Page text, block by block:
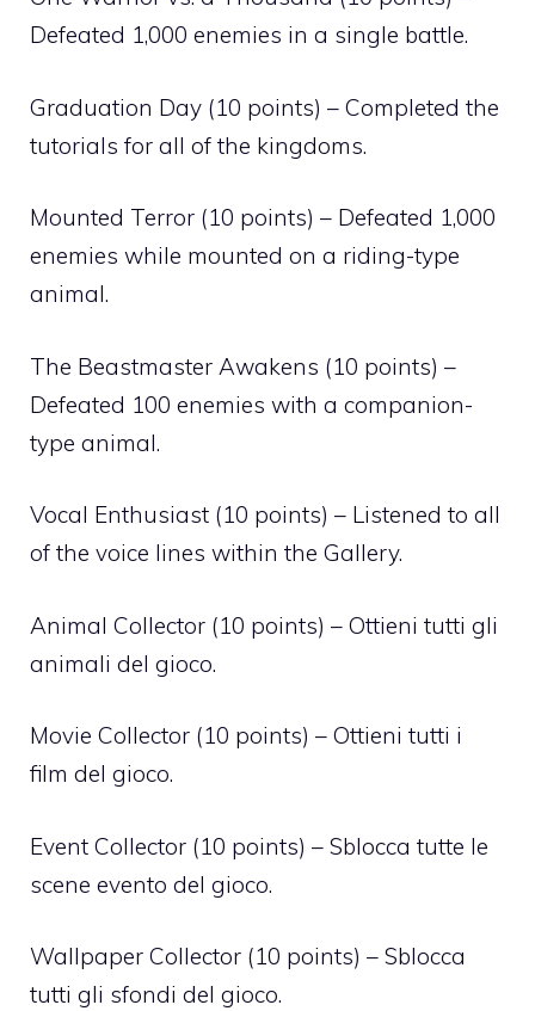
Defeated 1,000 enemies in a single battle.
Graduation Day (10 points) – Completed the
tutorials for all of the kingdoms.
Mounted Terror (10 points) – Defeated 1,000
enemies while mounted on a riding-type
animal.
The Beastmaster Awakens (10 points) –
Defeated 100 enemies with a companion-
type animal.
Vocal Enthusiast (10 points) – Listened to all
of the voice lines within the Gallery.
Animal Collector (10 points) – Ottieni tutti gli
animali del gioco.
Movie Collector (10 points) – Ottieni tutti i
film del gioco.
Event Collector (10 points) – Sblocca tutte le
scene evento del gioco.
Wallpaper Collector (10 points) – Sblocca
tutti gli sfondi del gioco.